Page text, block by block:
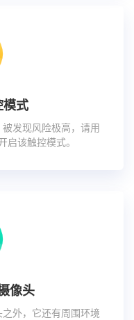
模式
发现风险极高，请用
启该触控模式。
像头
外，它还有周围环境